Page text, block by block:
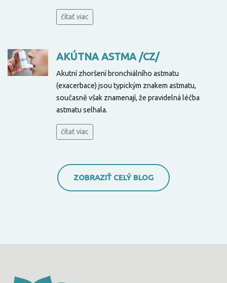
čítať viac
AKÚTNA ASTMA /CZ/
Akutní zhoršení bronchiálního astmatu
(exacerbace) jsou typickým znakem astmatu,
současně však znamenají, že pravidelná léčba
astmatu selhala.
čítať viac
ZOBRAZIŤ CELÝ BLOG